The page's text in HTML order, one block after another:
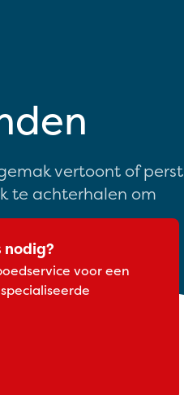
vertoont of perst
te achterhalen om
nodig?
voor een